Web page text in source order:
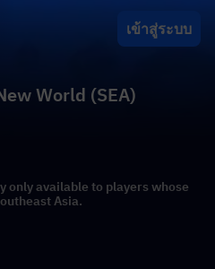
เข้าสู่ระบบ
World (SEA)
only available to players whose
Asia.